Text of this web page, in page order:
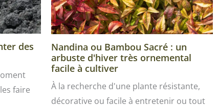
des
faire
Nandina ou Bambou Sacré : un
arbuste d'hiver très ornemental
facile à cultiver
À la recherche d'une plante résistante,
décorative ou facile à entretenir ou tout